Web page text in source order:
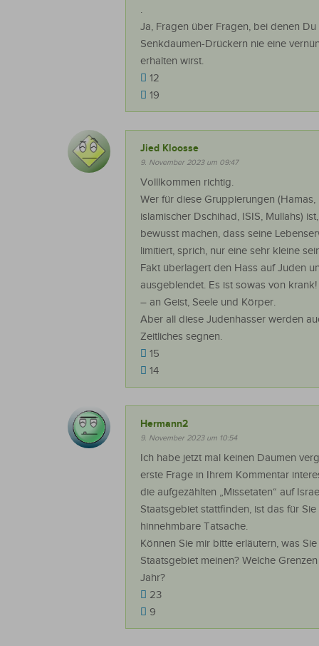
.
Ja, Fragen über Fragen, bei denen
Senkdaumen-Drückern nie eine
erhalten wirst.
12
19
Jied Kloosse
9. November 2023 um 09:47
Volllkommen richtig.
Wer für diese Gruppierungen (Hamas,
islamischer Dschihad, ISIS, Mullahs)
bewusst machen, dass seine
limitiert, sprich, nur eine sehr kleine
Fakt überlagert den Hass auf Juden
ausgeblendet. Es ist sowas von
– an Geist, Seele und Körper.
Aber all diese Judenhasser werden
Zeitliches segnen.
15
14
Hermann2
9. November 2023 um 10:54
Ich habe jetzt mal keinen Daumen
erste Frage in Ihrem Kommentar
die aufgezählten „Missetaten“ auf
Staatsgebiet stattfinden, ist das für
hinnehmbare Tatsache.
Können Sie mir bitte erläutern, was
Staatsgebiet meinen? Welche
Jahr?
23
9